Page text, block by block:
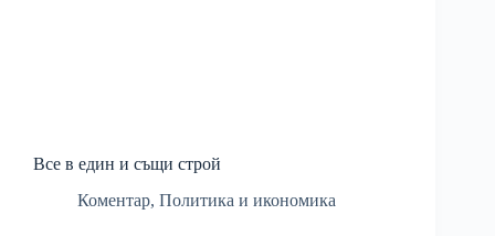
Все в един и същи строй
Коментар, Политика и икономика